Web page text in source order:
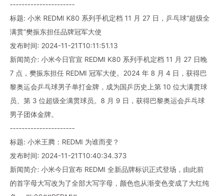
----------------------
标题: 小米 REDMI K80 系列手机定档 11 月 27 日，乒乓球“超级全
满贯”樊振东担任品牌冠军大使
发布时间: 2024-11-21T10:11:51.13
新闻简介: 小米今日官宣 REDMI K80 系列手机定档 11 月 27 日晚
7 点，樊振东担任 REDMI 冠军大使。2024 年 8 月 4 日，获得巴
黎奥运会乒乓球男子单打金牌，成为国乒历史上第 10 位大满贯球
员、第 3 位超级全满贯球员。8 月 9 日，获得巴黎奥运会乒乓球
男子团体金牌。
----------------------
标题: 小米王腾：REDMI 为谁而变？
发布时间: 2024-11-21T10:40:34.373
新闻简介: 小米今日宣布 REDMI 全新品牌标识正式登场，由此前
的首字母大写改为了全部大写字母，颜色也从渐变色变成了大红纯